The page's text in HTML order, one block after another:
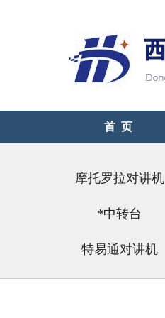
首 页
摩托罗拉对讲机
*中转台
特易通对讲机